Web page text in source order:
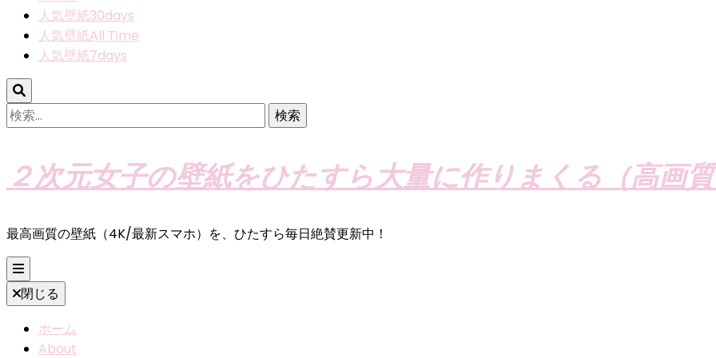
人気壁紙30days
人気壁紙All Time
人気壁紙7days
検
索:
２次元女子の壁紙をひたすら大量に作りまくる（高画
最高画質の壁紙（4K/最新スマホ）を、ひたすら毎日絶賛更新中！
閉じる
ホーム
About